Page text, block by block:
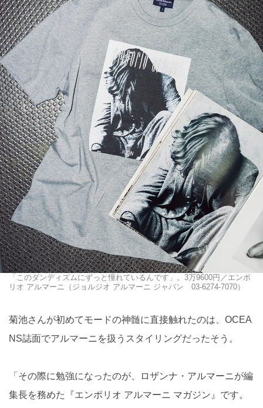
「このダンディズムにずっと憧れているんです」。3万9600円／エンポ
リオ アルマーニ（ジョルジオ アルマーニ ジャパン 03-6274-7070）
菊池さんが初めてモードの神髄に直接触れたのは、OCEA
NS誌面でアルマーニを扱うスタイリングだったそう。
「その際に勉強になったのが、ロザンナ・アルマーニが編
集長を務めた『エンポリオ アルマーニ マガジン』です。